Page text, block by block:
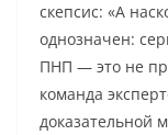
скепсис: «А
однозначен:
ПНП — это не
команда
доказательной